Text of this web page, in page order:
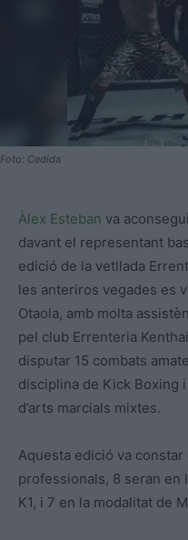
Foto: Cedida
Àlex Esteban va
davant el representant
edició de la vetllada
les anteriros vegades es
Otaola, amb molta
pel club Errenteria
disputar 15 combats
disciplina de Kick Boxing
d’arts marcials mixtes.
Aquesta edició va
professionals, 8 seran en
K1, i 7 en la modalitat de